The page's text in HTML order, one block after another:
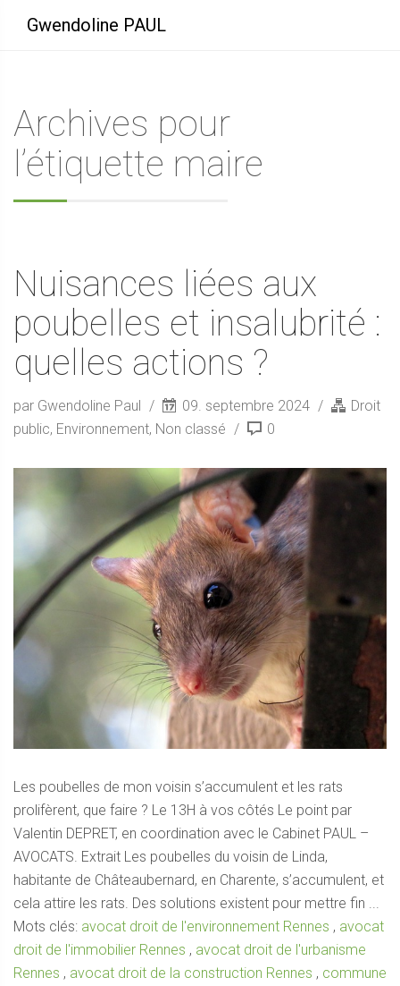
Gwendoline PAUL
Archives pour
l’étiquette maire
Nuisances liées aux
poubelles et insalubrité :
quelles actions ?
par Gwendoline Paul 09. septembre 2024
Droit
public, Environnement, Non classé 0
Les poubelles de mon voisin s’accumulent et les rats
prolifèrent, que faire ? Le 13H à vos côtés Le point par
Valentin DEPRET, en coordination avec le Cabinet PAUL –
AVOCATS. Extrait Les poubelles du voisin de Linda,
habitante de Châteaubernard, en Charente, s’accumulent, et
cela attire les rats. Des solutions existent pour mettre fin ...
Mots clés: avocat droit de l'environnement Rennes , avocat
droit de l'immobilier Rennes , avocat droit de l'urbanisme
Rennes , avocat droit de la construction Rennes , commune